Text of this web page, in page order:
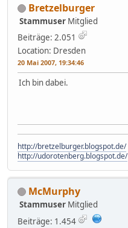
Bretzelburger
Stammuser Mitglied
Beiträge: 2.051
Location: Dresden
20 Mai 2007, 19:34:46
Ich bin dabei.
http://bretzelburger.blogspot.de/
http://udorotenberg.blogspot.de/
McMurphy
Stammuser Mitglied
Beiträge: 1.454